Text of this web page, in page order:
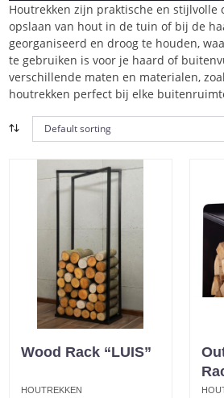
Houtrekken zijn praktische en stijlvolle
opslaan van hout in de tuin of bij de
georganiseerd en droog te houden,
te gebruiken is voor je haard of
verschillende maten en materialen,
houtrekken perfect bij elke
Wood Rack “LUIS”
HOUTREKKEN